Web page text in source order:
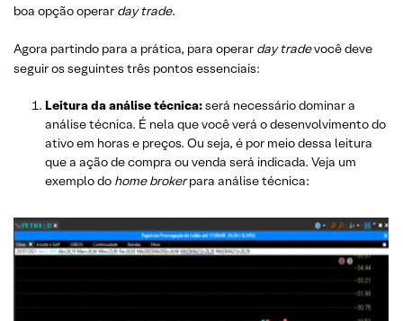
boa opção operar day trade.
Agora partindo para a prática, para operar day tradevocê deve
seguir os seguintes três pontos essenciais:
Leitura da análise técnica:será necessário dominar a
análise técnica. É nela que você verá o desenvolvimento do
ativo em horas e preços. Ou seja, é por meio dessa leitura
que a ação de compra ou venda será indicada. Veja um
exemplo do home brokerpara análise técnica: